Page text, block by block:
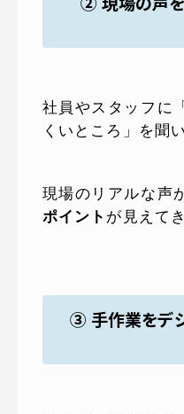
社員やスタッフに
くいところ」を聞
現場のリアルな声
ポイント が見えて
③ 手作業をデ